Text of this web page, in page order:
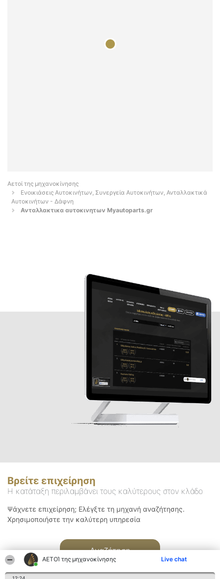
ΑΕΤΟΊ της μηχανοκίνησης Live chat
Αετοί της μηχανοκίνησης
Ενοικιάσεις Αυτοκινήτων, Συνεργεία Αυτοκινήτων, Ανταλλακτικά
Αυτοκινήτων - Δάφνη
Ανταλλακτικα αυτοκινητων Myautoparts.gr
Βρείτε επιχείρηση
Η κατάταξη περιλαμβάνει τους καλύτερους στον κλάδο
Ψάχνετε επιχείρηση; Ελέγξτε τη μηχανή αναζήτησης.
Χρησιμοποιήστε την καλύτερη υπηρεσία
Αναζήτηση